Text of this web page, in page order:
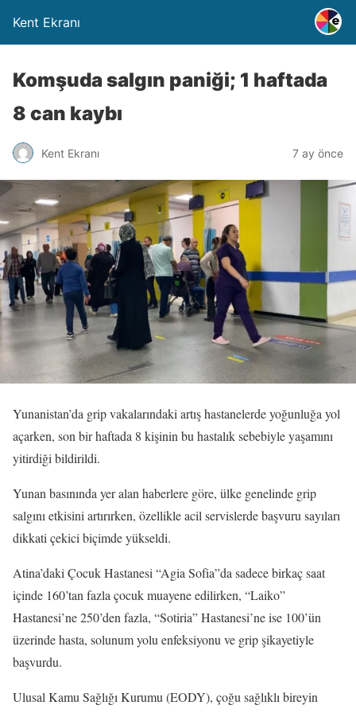
Kent Ekranı
Komşuda salgın paniği; 1 haftada
8 can kaybı
Kent Ekranı 7 ay önce
Yunanistan’da grip vakalarındaki artış hastanelerde yoğunluğa yol
açarken, son bir haftada 8 kişinin bu hastalık sebebiyle yaşamını
yitirdiği bildirildi.
Yunan basınında yer alan haberlere göre, ülke genelinde grip
salgını etkisini artırırken, özellikle acil servislerde başvuru sayıları
dikkati çekici biçimde yükseldi.
Atina’daki Çocuk Hastanesi “Agia Sofia”da sadece birkaç saat
içinde 160’tan fazla çocuk muayene edilirken, “Laiko”
Hastanesi’ne 250’den fazla, “Sotiria” Hastanesi’ne ise 100’ün
üzerinde hasta, solunum yolu enfeksiyonu ve grip şikayetiyle
başvurdu.
Ulusal Kamu Sağlığı Kurumu (EODY), çoğu sağlıklı bireyin